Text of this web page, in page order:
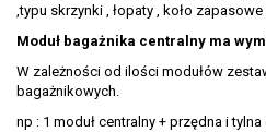
,typu skrzynki , łopaty , koło
Moduł bagażnika centralny ma
W zależności od ilości modułów
bagażnikowych.
np : 1 moduł centralny + przędna i